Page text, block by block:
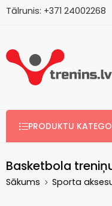
Tālrunis: +371 24002268
PRODUKTU
Basketbola
Sākums Sporta